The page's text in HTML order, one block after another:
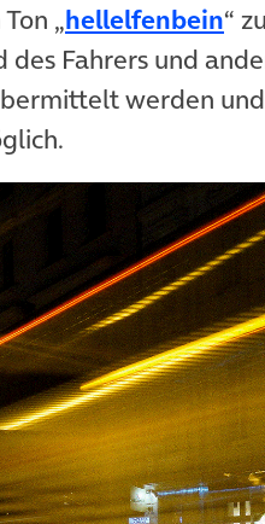
„hellelfenbein“
Fahrers und
werden und